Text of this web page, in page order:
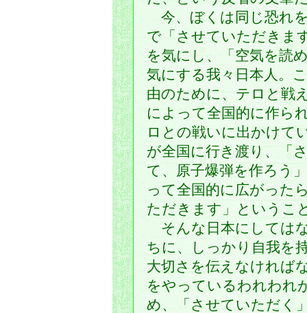
今、ぼくは同じ恐れ
で「させていただきま
を気にし、「空気を読
気にする我々日本人。
由のために、テロと戦
によって全国的に作ら
ロとの戦いに出かけて
が全国に行き渡り、「
て、原子爆弾を作ろう
って全国的に広がった
ただきます」というこ
そんな日本にしては
ちに、しっかり自我を
大切さを伝えなければ
をやっているわれわれ
め、「させていただく